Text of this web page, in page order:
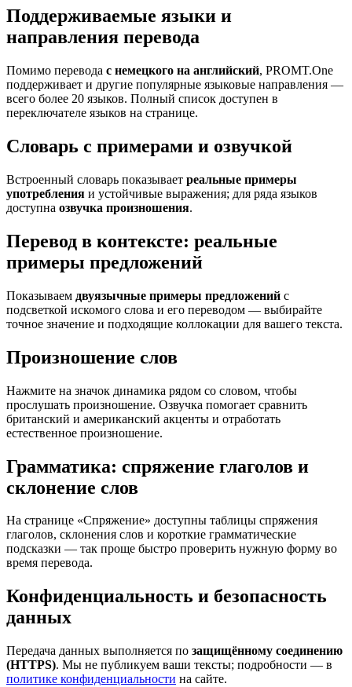
Поддерживаемые языки и
направления перевода
Помимо перевода с немецкого на английский, PROMT.One
поддерживает и другие популярные языковые направления —
всего более 20 языков. Полный список доступен в
переключателе языков на странице.
Словарь с примерами и озвучкой
Встроенный словарь показывает реальные примеры
употребления и устойчивые выражения; для ряда языков
доступна озвучка произношения.
Перевод в контексте: реальные
примеры предложений
Показываем двуязычные примеры предложений с
подсветкой искомого слова и его переводом — выбирайте
точное значение и подходящие коллокации для вашего текста.
Произношение слов
Нажмите на значок динамика рядом со словом, чтобы
прослушать произношение. Озвучка помогает сравнить
британский и американский акценты и отработать
естественное произношение.
Грамматика: спряжение глаголов и
склонение слов
На странице «Спряжение» доступны таблицы спряжения
глаголов, склонения слов и короткие грамматические
подсказки — так проще быстро проверить нужную форму во
время перевода.
Конфиденциальность и безопасность
данных
Передача данных выполняется по защищённому соединению
(HTTPS). Мы не публикуем ваши тексты; подробности — в
политике конфиденциальности на сайте.